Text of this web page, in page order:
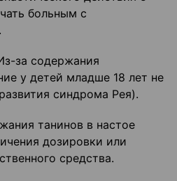
больным с
за содержания
у детей младше 18 лет не
синдрома Рея).
танинов в настое
дозировки или
средства.